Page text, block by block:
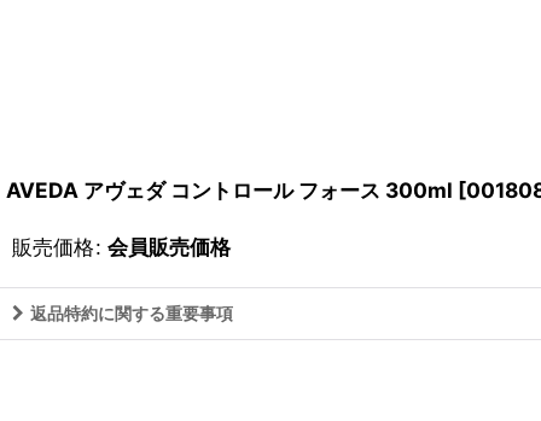
AVEDA アヴェダ コントロール フォース 300ml [
販売価格: 会員販売価格
返品特約に関する重要事項